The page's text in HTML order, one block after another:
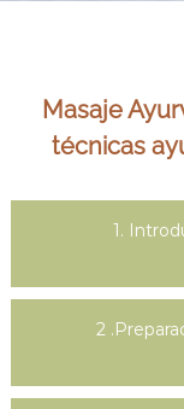
Masaje
técnicas
1.
2